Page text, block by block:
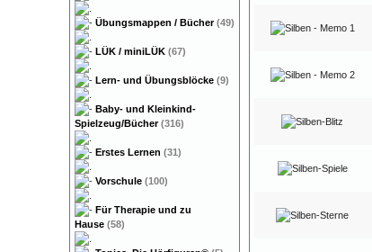
Übungsmappen / Bücher(49)
LÜK / miniLÜK (67)
Lern- und Übungsblöcke (9)
Baby- und Kleinkind-
Spielzeug/Bücher(316)
Erstes Lernen (31)
Vorschule (100)
Für Therapie und zu
Hause (58)